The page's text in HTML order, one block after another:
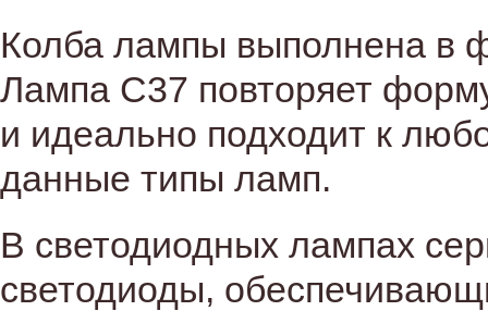
Колба лампы выполнена в
Лампа С37 повторяет
и идеально подходит к
данные типы ламп.
В светодиодных лампах
светодиоды,